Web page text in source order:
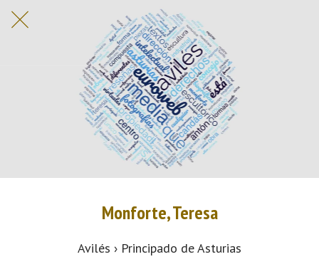
Monforte, Teresa
Avilés › Principado de Asturias